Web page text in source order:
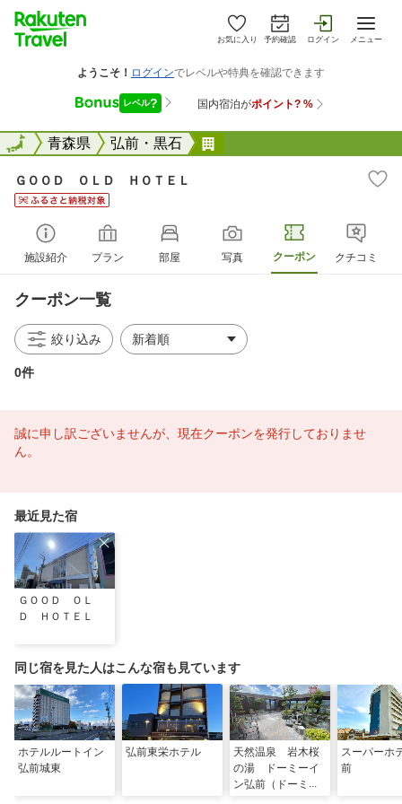
お気に入り 予約確認 ログイン メニュー
全国青森県 弘前・黒石
全国
ＧＯＯＤ ＯＬＤ ＨＯＴＥＬ
施設紹介 プラン 部屋 写真 クーポン クチコミ
クーポン一覧
絞り込み
0件
誠に申し訳ございませんが、現在クーポンを発行しておりませ
ん。
最近見た宿
ＧＯＯＤ ＯＬ
Ｄ ＨＯＴＥＬ
同じ宿を見た人はこんな宿も見ています
ホテルルートイン
弘前城東
弘前東栄ホテル
天然温泉 岩木桜
の湯 ドーミーイ
ン弘前（ドーミー
スーパーホ
前